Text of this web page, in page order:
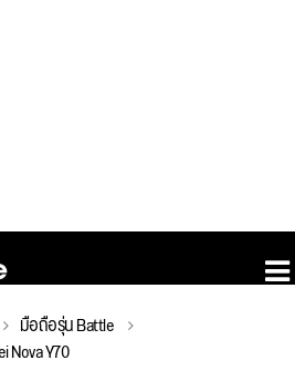
มือถือรุ่น Battle
Nova Y70